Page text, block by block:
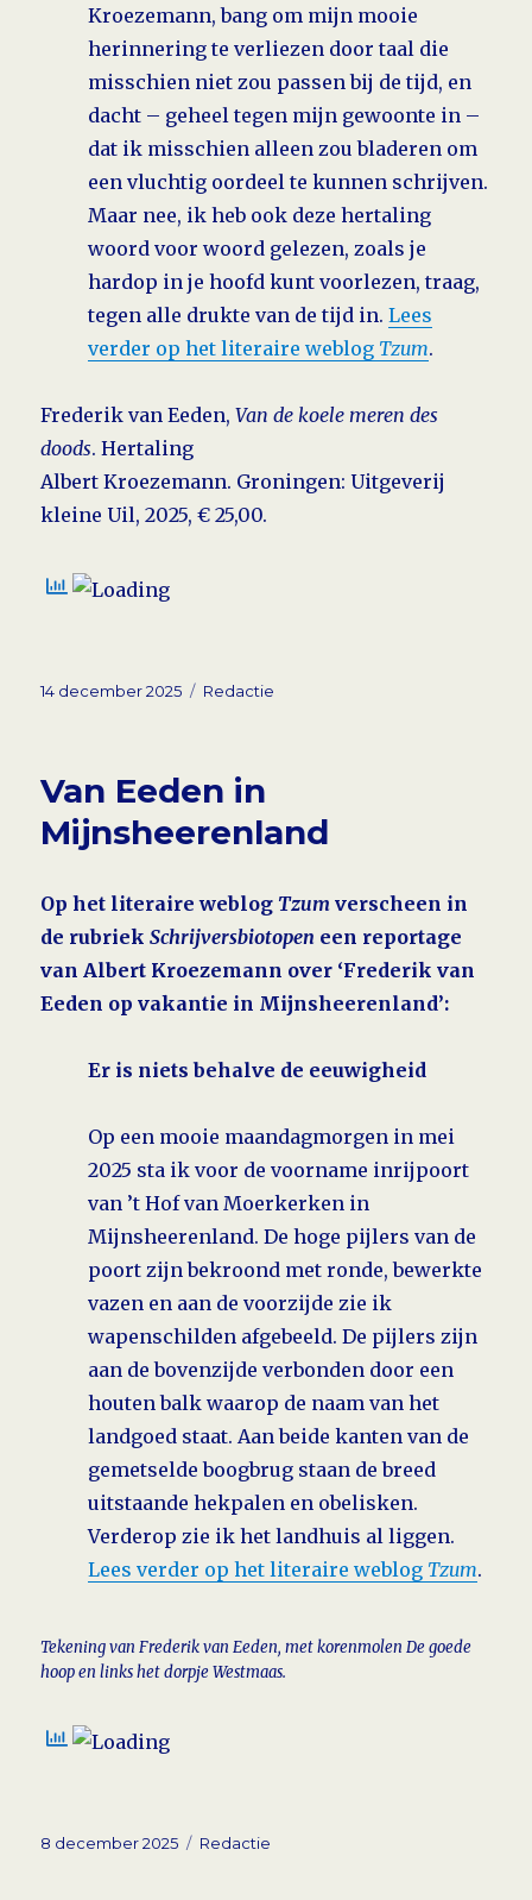
Kroezemann, bang om mijn mooie
herinnering te verliezen door taal die
misschien niet zou passen bij de tijd, en
dacht – geheel tegen mijn gewoonte in –
dat ik misschien alleen zou bladeren om
een vluchtig oordeel te kunnen schrijven.
Maar nee, ik heb ook deze hertaling
woord voor woord gelezen, zoals je
hardop in je hoofd kunt voorlezen, traag,
tegen alle drukte van de tijd in.Lees
verder op het literaire weblog Tzum.
Frederik van Eeden,Van de koele meren des
doods. Hertaling
Albert Kroezemann. Groningen: Uitgeverij
kleine Uil, 2025, € 25,00.
Geplaatst
14 december 2025 Tags
Redactie
Van Eeden in
Mijnsheerenland
Op het literaire weblog Tzum verscheen in
de rubriekSchrijversbiotopen een reportage
van Albert Kroezemann over ‘Frederik van
Eeden op vakantie in Mijnsheerenland’:
Er is niets behalve de eeuwigheid
Op een mooie maandagmorgen in mei
2025 sta ik voor de voorname inrijpoort
van ’t Hof van Moer­kerken in
Mijnsheerenland. De hoge pijlers van de
poort zijn bekroond met ronde, bewerkte
vazen en aan de voor­zijde zie ik
wapenschilden afgebeeld. De pijlers zijn
aan de bovenzijde verbonden door een
houten balk waarop de naam van het
landgoed staat. Aan beide kanten van de
gemetselde boogbrug staan de breed
uitstaande hekpalen en obelisken.
Verderop zie ik het landhuis al liggen.
Lees verder op het literaire weblog Tzum.
Tekening van Frederik van Eeden, met korenmolenDe goede
hoopen links het dorpje Westmaas.
Geplaatst
8 december 2025 Tags
Redactie